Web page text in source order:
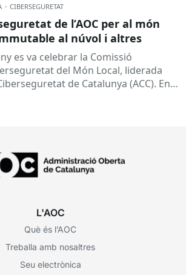
· CIBERSEGURETAT
de l’AOC per al món
al núvol i altres
es va celebrar la Comissió
del Món Local, liderada
de Catalunya (ACC). En
L'AOC
Què és l’AOC
Treballa amb nosaltres
Seu electrònica